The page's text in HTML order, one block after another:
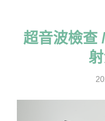
超音波檢查